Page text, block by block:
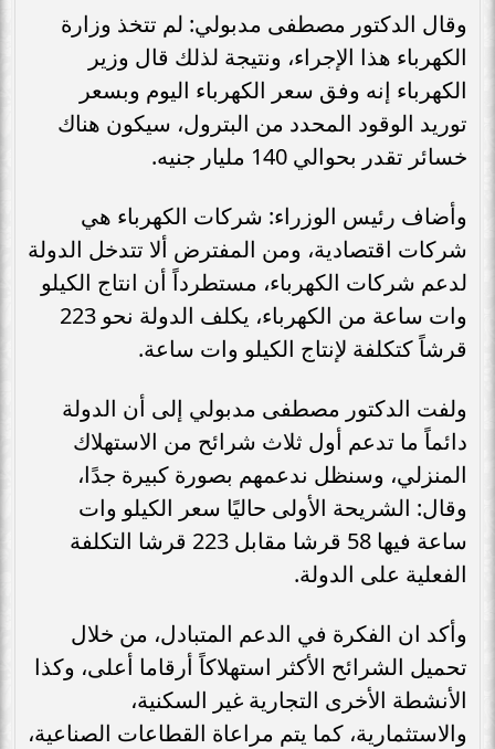
وقال الدكتور مصطفى مدبولي: لم تتخذ وزارة
الكهرباء هذا الإجراء، ونتيجة لذلك قال وزير
الكهرباء إنه وفق سعر الكهرباء اليوم وبسعر
توريد الوقود المحدد من البترول، سيكون هناك
خسائر تقدر بحوالي 140 مليار جنيه.
وأضاف رئيس الوزراء: شركات الكهرباء هي
شركات اقتصادية، ومن المفترض ألا تتدخل الدولة
لدعم شركات الكهرباء، مستطرداً أن انتاج الكيلو
وات ساعة من الكهرباء، يكلف الدولة نحو 223
قرشاً كتكلفة لإنتاج الكيلو وات ساعة.
ولفت الدكتور مصطفى مدبولي إلى أن الدولة
دائماً ما تدعم أول ثلاث شرائح من الاستهلاك
المنزلي، وسنظل ندعمهم بصورة كبيرة جدًا،
وقال: الشريحة الأولى حاليًا سعر الكيلو وات
ساعة فيها 58 قرشا مقابل 223 قرشا التكلفة
الفعلية على الدولة.
وأكد ان الفكرة في الدعم المتبادل، من خلال
تحميل الشرائح الأكثر استهلاكاً أرقاما أعلى، وكذا
الأنشطة الأخرى التجارية غير السكنية،
والاستثمارية، كما يتم مراعاة القطاعات الصناعية،